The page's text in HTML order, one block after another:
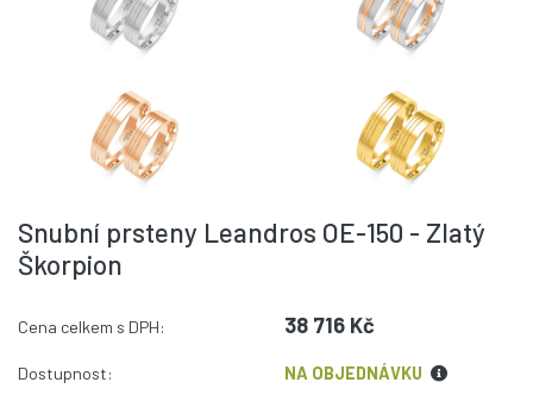
Snubní prsteny Leandros OE-150 - Zlatý
Škorpion
Cena celkem s DPH: 38 716 Kč
Dostupnost: NA OBJEDNÁVKU